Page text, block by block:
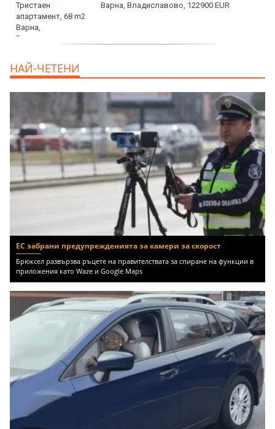
Варна, Владиславово, 122900 EUR
НАЙ-ЧЕТЕНИ
ЕС забрани предупрежденията за камери за скорост
Брюксел развързва ръцете на правителствата за спиране на функции в
приложения като Waze и Google Maps